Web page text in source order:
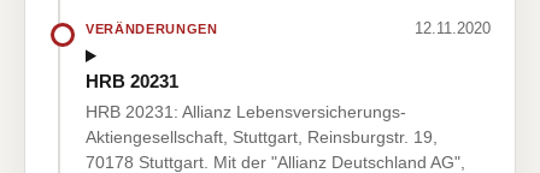
VERÄNDERUNGEN 12.11.2020
HRB 20231
HRB 20231: Allianz Lebensversicherungs-
Aktiengesellschaft, Stuttgart, Reinsburgstr. 19,
70178 Stuttgart. Mit der "Allianz Deutschland AG",